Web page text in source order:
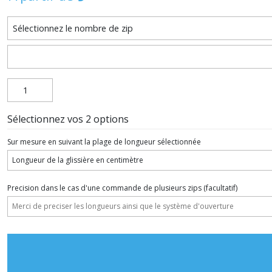
Sélectionnez vos 2 options
Sur mesure en suivant la plage de longueur sélectionnée
Precision dans le cas d'une commande de plusieurs zips (facultatif)